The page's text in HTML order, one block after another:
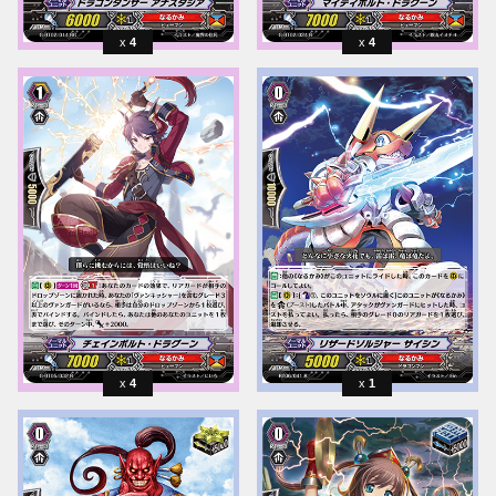
4 4
4 1